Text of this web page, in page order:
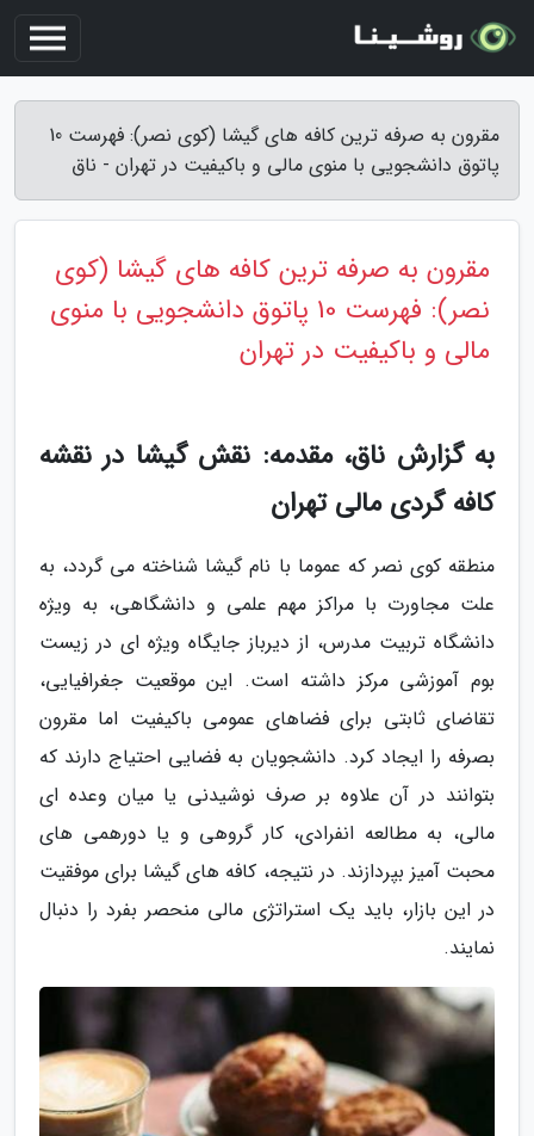
مقرون به صرفه ترین کافه های گیشا (کوی نصر): فهرست 10
پاتوق دانشجویی با منوی مالی و باکیفیت در تهران - ناق
مقرون به صرفه ترین کافه های گیشا (کوی
نصر): فهرست 10 پاتوق دانشجویی با منوی
مالی و باکیفیت در تهران
به گزارش ناق، مقدمه: نقش گیشا در نقشه
کافه گردی مالی تهران
منطقه کوی نصر که عموما با نام گیشا شناخته می گردد، به
علت مجاورت با مراکز مهم علمی و دانشگاهی، به ویژه
دانشگاه تربیت مدرس، از دیرباز جایگاه ویژه ای در زیست
بوم آموزشی مرکز داشته است. این موقعیت جغرافیایی،
تقاضای ثابتی برای فضاهای عمومی باکیفیت اما مقرون
بصرفه را ایجاد کرد. دانشجویان به فضایی احتیاج دارند که
بتوانند در آن علاوه بر صرف نوشیدنی یا میان وعده ای
مالی، به مطالعه انفرادی، کار گروهی و یا دورهمی های
محبت آمیز بپردازند. در نتیجه، کافه های گیشا برای موفقیت
در این بازار، باید یک استراتژی مالی منحصر بفرد را دنبال
نمایند.